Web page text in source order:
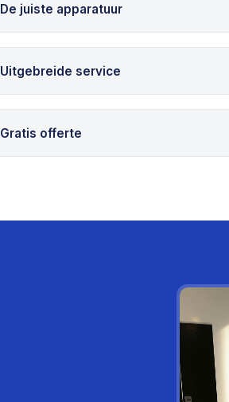
De juiste apparatuur
Uitgebreide service
Gratis offerte